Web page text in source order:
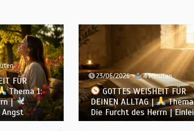
FÜR
Thema 1:
|
Angst
23/06/2026 4 Minuten
GOTTES WEISHEIT FÜR
DEINEN ALLTAG |
Thema
Die Furcht des Herrn |